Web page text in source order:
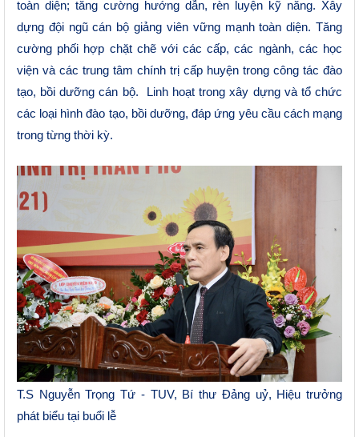
toàn diện; tăng cường hướng dẫn, rèn luyện kỹ năng. Xây
dựng đội ngũ cán bộ giảng viên vững mạnh toàn diện. Tăng
cường phối hợp chặt chẽ với các cấp, các ngành, các học
viện và các trung tâm chính trị cấp huyện trong công tác đào
tạo, bồi dưỡng cán bộ.
Linh hoạt trong xây dựng và tổ chức
các loại hình đào tạo, bồi dưỡng, đáp ứng yêu cầu cách mạng
trong từng thời kỳ.
T.S Nguyễn Trọng Tứ - TUV, Bí thư Đảng uỷ, Hiệu trưởng
phát biểu tại buổi lễ